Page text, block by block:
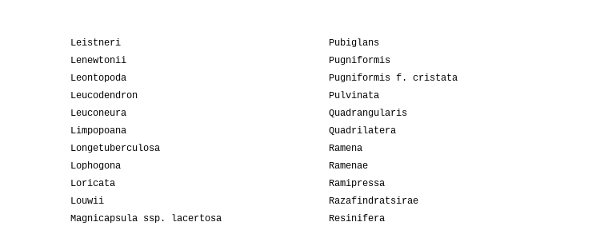
Leistneri
Lenewtonii
Leontopoda
Leucodendron
Leuconeura
Limpopoana
Longetuberculosa
Lophogona
Loricata
Louwii
Magnicapsula ssp. lacertosa
Pubiglans
Pugniformis
Pugniformis f. cristata
Pulvinata
Quadrangularis
Quadrilatera
Ramena
Ramenae
Ramipressa
Razafindratsirae
Resinifera